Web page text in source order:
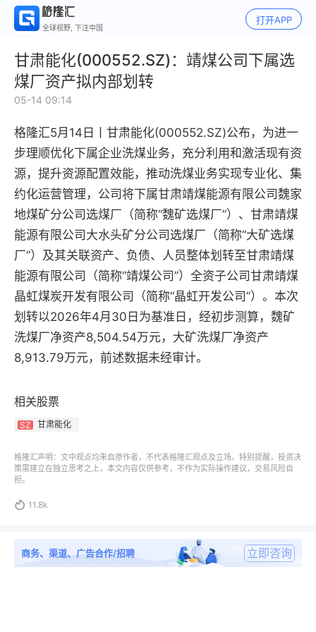
全球视野, 下注中国
打开APP
甘肃能化(000552.SZ)：靖煤公司下属选
煤厂资产拟内部划转
05-14 09:14
格隆汇5月14日丨 甘肃能化(000552.SZ)公布， 为进一
步理顺优化下属企业洗煤业务，充分利用和激活现有资
源，提升资源配置效能，推动洗煤业务实现专业化、集
约化运营管理，公司将下属甘肃靖煤能源有限公司魏家
地煤矿分公司选煤厂（简称“魏矿选煤厂”）、甘肃靖煤
能源有限公司大水头矿分公司选煤厂（简称“大矿选煤
厂”）及其关联资产、负债、人员整体划转至甘肃靖煤
能源有限公司（简称“靖煤公司”）全资子公司甘肃靖煤
晶虹煤炭开发有限公司（简称“晶虹开发公司”）。本次
划转以2026年4月30日为基准日，经初步测算，魏矿
洗煤厂净资产8,504.54万元，大矿洗煤厂净资产
8,913.79万元，前述数据未经审计。
相关股票
SZ 甘肃能化
格隆汇声明：文中观点均来自原作者，不代表格隆汇观点及立场。特别提醒，投资决
策需建立在独立思考之上，本文内容仅供参考，不作为实际操作建议，交易风险自
担。
 11.8k
商务、渠道、广告合作/招聘 立即咨询